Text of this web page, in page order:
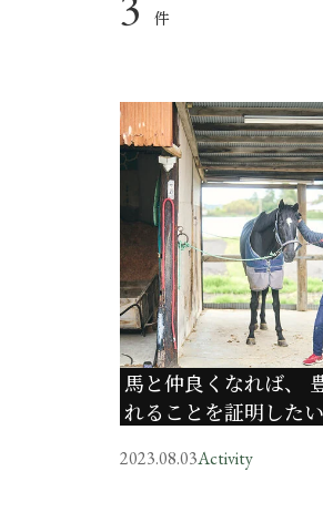
件
馬と仲良くなれば、
れることを証明したい
2023.08.03Activity